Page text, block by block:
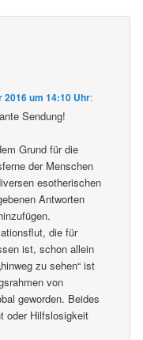
2016 um 14:10 Uhr:
Sendung!
Grund für die
der Menschen
esotherischen
Antworten
die für
ist, schon allein
zu sehen“ ist
von
geworden. Beides
oder Hilfslosigkeit